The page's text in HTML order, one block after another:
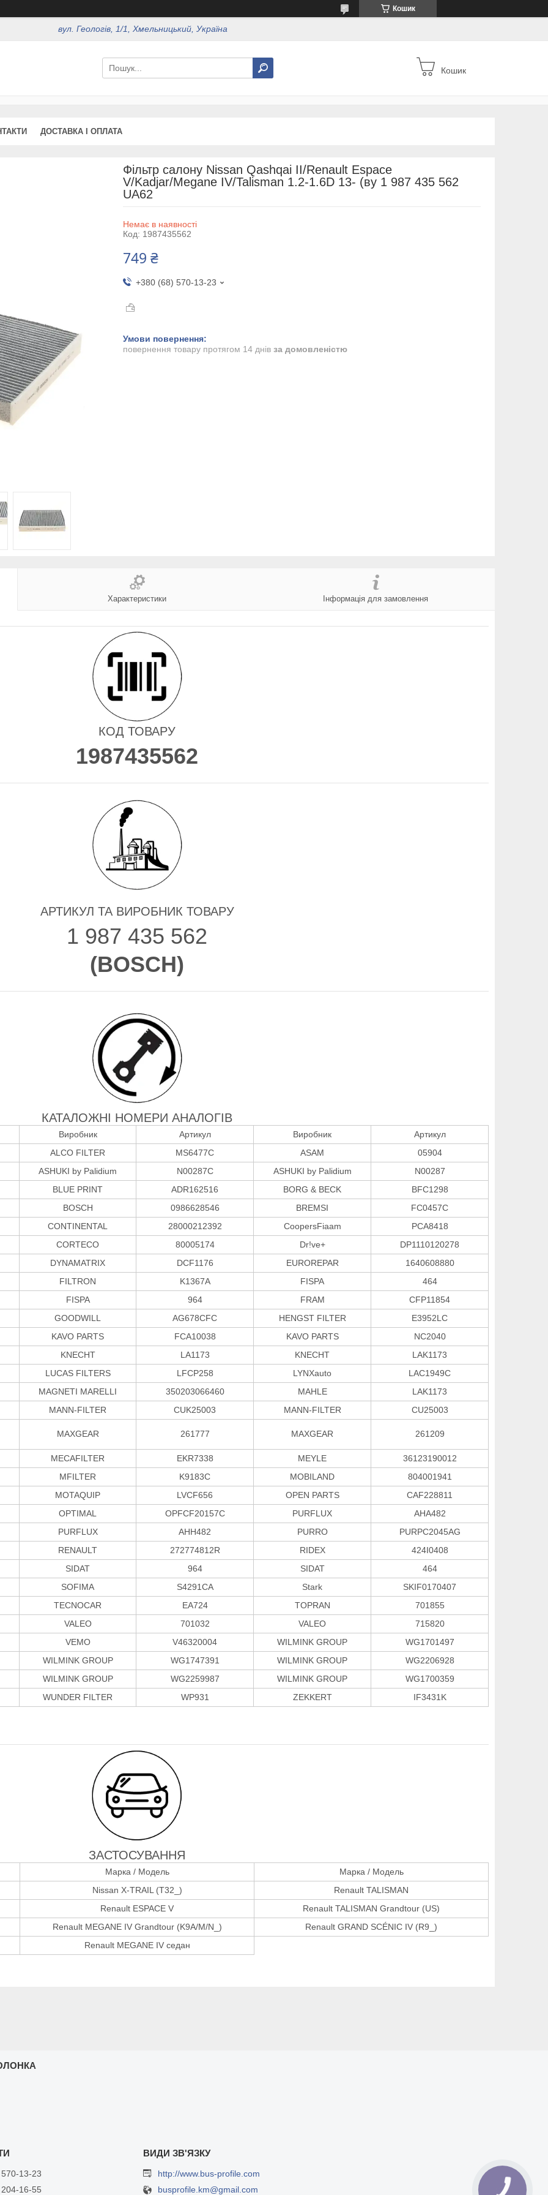
Кошик
вул. Геологів, 1/1, Хмельницький, Україна
Кошик
ДОСТАВКА І ОПЛАТА
Фільтр салону Nissan Qashqai II/Renault Espace
V/Kadjar/Megane IV/Talisman 1.2-1.6D 13- (ву 1 987 435 562
UA62
Немає в наявності
Код: 1987435562
749 ₴
+380 (68) 570-13-23
повернення товару протягом 14 днів за домовленістю
Характеристики Інформація для замовлення
КОД ТОВАРУ
1987435562
АРТИКУЛ ТА ВИРОБНИК ТОВАРУ
1 987 435 562
(BOSCH)
КАТАЛОЖНІ НОМЕРИ АНАЛОГІВ
Виробник Артикул Виробник
Артикул
ALCO FILTER
MS6477C ASAM
05904
ASHUKI by Palidium
N00287C ASHUKI by Palidium
N00287
BLUE PRINT
ADR162516 BORG & BECK
BFC1298
BOSCH
0986628546 BREMSI
FC0457C
CONTINENTAL
28000212392 CoopersFiaam
PCA8418
CORTECO
80005174 Dr!ve+
DP1110120278
DYNAMATRIX
DCF1176 EUROREPAR
1640608880
FILTRON
K1367A FISPA
464
FISPA
964 FRAM
CFP11854
GOODWILL
AG678CFC HENGST FILTER
E3952LC
KAVO PARTS
FCA10038 KAVO PARTS
NC2040
KNECHT
LA1173 KNECHT
LAK1173
LUCAS FILTERS
LFCP258 LYNXauto
LAC1949C
MAGNETI MARELLI
350203066460 MAHLE
LAK1173
MANN-FILTER
CUK25003 MANN-FILTER CU25003
MAXGEAR 261777 MAXGEAR 261209
MECAFILTER EKR7338 MEYLE
36123190012
MFILTER
K9183C MOBILAND
804001941
MOTAQUIP
LVCF656 OPEN PARTS
CAF228811
OPTIMAL
OPFCF20157C PURFLUX
AHA482
PURFLUX
AHH482 PURRO
PURPC2045AG
RENAULT
272774812R RIDEX
424I0408
SIDAT
964 SIDAT
464
SOFIMA
S4291CA Stark
SKIF0170407
TECNOCAR
EA724 TOPRAN
701855
VALEO
701032 VALEO
715820
VEMO
V46320004 WILMINK GROUP
WG1701497
WILMINK GROUP
WG1747391 WILMINK GROUP
WG2206928
WILMINK GROUP
WG2259987 WILMINK GROUP
WG1700359
WUNDER FILTER
WP931 ZEKKERT IF3431K
ЗАСТОСУВАННЯ
Марка / Модель
Марка / Модель
Nissan X-TRAIL (T32_)
Renault TALISMAN
Renault ESPACE V
Renault TALISMAN Grandtour (US)
Renault MEGANE IV Grandtour (K9A/M/N_)
Renault GRAND SCÉNIC IV (R9_)
Renault MEGANE IV седан
13-23
16-55
http://www.bus-profile.com
busprofile.km@gmail.com